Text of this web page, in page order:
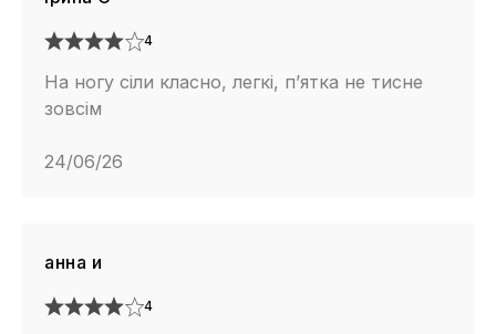
4
На ногу сіли класно, легкі, п’ятка не тисне
зовсім
24/06/26
анна и
4